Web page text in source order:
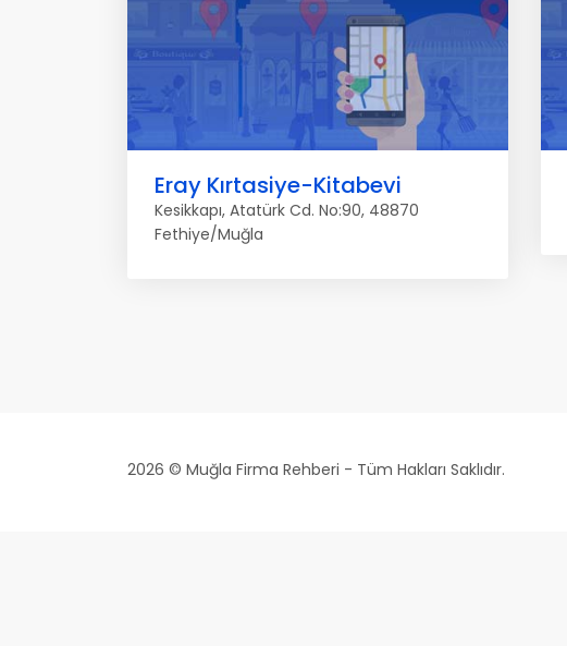
Eray Kırtasiye-Kitabevi
Kesikkapı, Atatürk Cd. No:90, 48870
Fethiye/Muğla
2026 © Muğla Firma Rehberi - Tüm Hakları Saklıdır.